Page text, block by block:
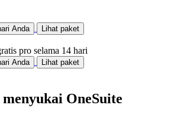
Anda Lihat paket
pro selama 14 hari
Anda Lihat paket
OneSuite